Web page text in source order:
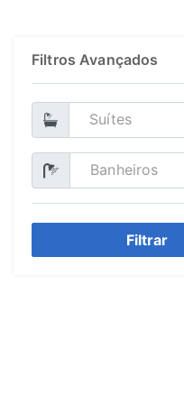
Filtros Avançados
Suítes
Banheiros
Filtrar